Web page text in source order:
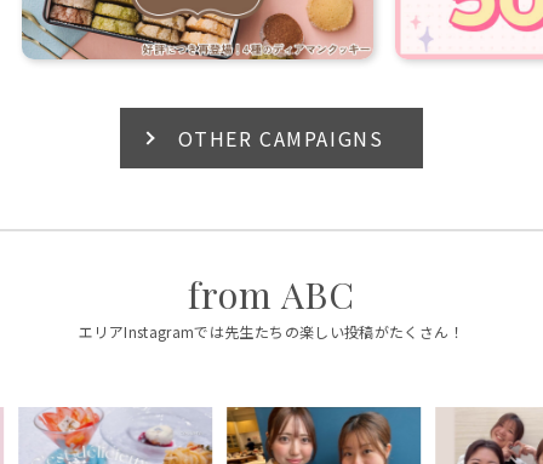
OTHER CAMPAIGNS
from ABC
エリアInstagramでは先生たちの楽しい投稿がたくさん！